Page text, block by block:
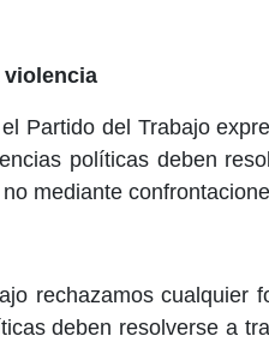
violencia
Partido del Trabajo
políticas deben
mediante
rechazamos cualquier
deben resolverse a